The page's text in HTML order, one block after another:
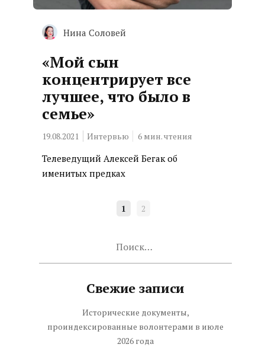
Нина Соловей
«Мой сын
концентрирует все
лучшее, что было в
семье»
19.08.2021 Интервью 6 мин. чтения
Телеведущий Алексей Бегак об
именитых предках
ПАГИНАЦИЯ
1 2
Свежие записи
Исторические документы,
проиндексированные волонтерами в июле
2026 года